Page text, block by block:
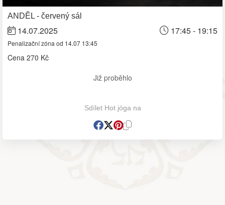
ANDĚL - červený sál
14.07.2025 17:45 - 19:15
Penalizační zóna od 14.07 13:45
Cena 270 Kč
Již proběhlo
Sdílet Hot jóga na